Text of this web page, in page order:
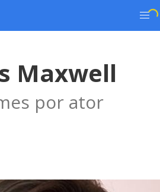
Maxwell
por ator